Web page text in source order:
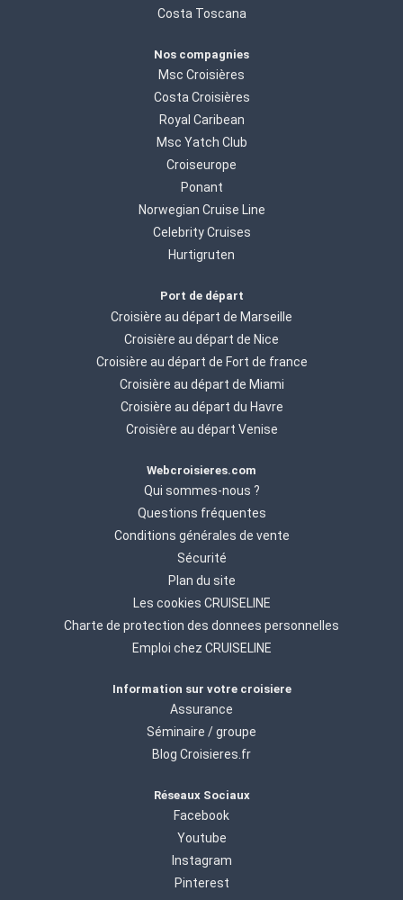
Costa Toscana
Nos compagnies
Msc Croisières
Costa Croisières
Royal Caribean
Msc Yatch Club
Croiseurope
Ponant
Norwegian Cruise Line
Celebrity Cruises
Hurtigruten
Port de départ
Croisière au départ de Marseille
Croisière au départ de Nice
Croisière au départ de Fort de france
Croisière au départ de Miami
Croisière au départ du Havre
Croisière au départ Venise
Webcroisieres.com
Qui sommes-nous ?
Questions fréquentes
Conditions générales de vente
Sécurité
Plan du site
Les cookies CRUISELINE
Charte de protection des donnees personnelles
Emploi chez CRUISELINE
Information sur votre croisiere
Assurance
Séminaire / groupe
Blog Croisieres.fr
Réseaux Sociaux
Facebook
Youtube
Instagram
Pinterest